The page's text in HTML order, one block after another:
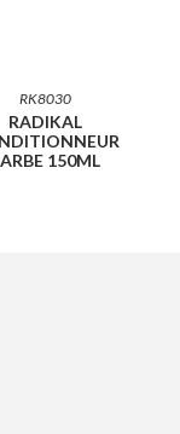
RK8030
RADIKAL
150ML